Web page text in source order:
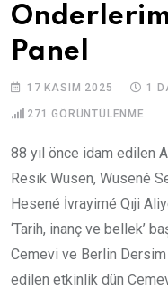
Panel
17 KASIM 2025 1
271 GÖRÜNTÜLENME
88 yıl önce idam edilen
Resik Wusen, Wusené
Hesené İvrayimé Qıji
‘Tarih, inanç ve bellek’
Cemevi ve Berlin
edilen etkinlik dün